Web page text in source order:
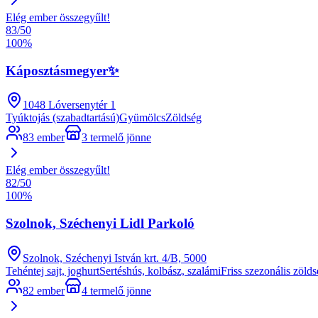
Elég ember összegyűlt!
83/50
100%
Káposztásmegyer✨
1048 Lóversenytér 1
Tyúktojás (szabadtartású)GyümölcsZöldség
83 ember
3 termelő jönne
Elég ember összegyűlt!
82/50
100%
Szolnok, Széchenyi Lidl Parkoló
Szolnok, Széchenyi István krt. 4/B, 5000
Tehéntej sajt, joghurtSertéshús, kolbász, szalámiFriss szezonális
82 ember
4 termelő jönne